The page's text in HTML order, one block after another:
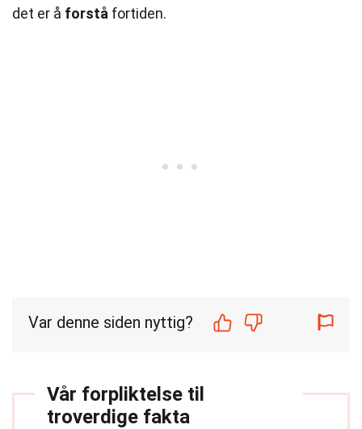
det er å forstå fortiden.
Var denne siden nyttig?
Vår forpliktelse til
troverdige fakta